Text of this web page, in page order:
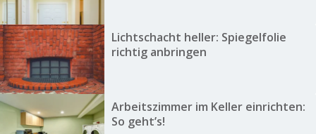
Lichtschacht heller: Spiegelfolie
richtig anbringen
Arbeitszimmer im Keller einrichten:
So geht’s!